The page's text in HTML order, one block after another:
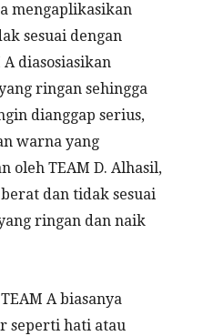
mengaplikasikan
sesuai dengan
diasosiasikan
ringan sehingga
dianggap serius,
warna yang
oleh TEAM D. Alhasil,
dan tidak sesuai
ringan dan naik
A biasanya
seperti hati atau